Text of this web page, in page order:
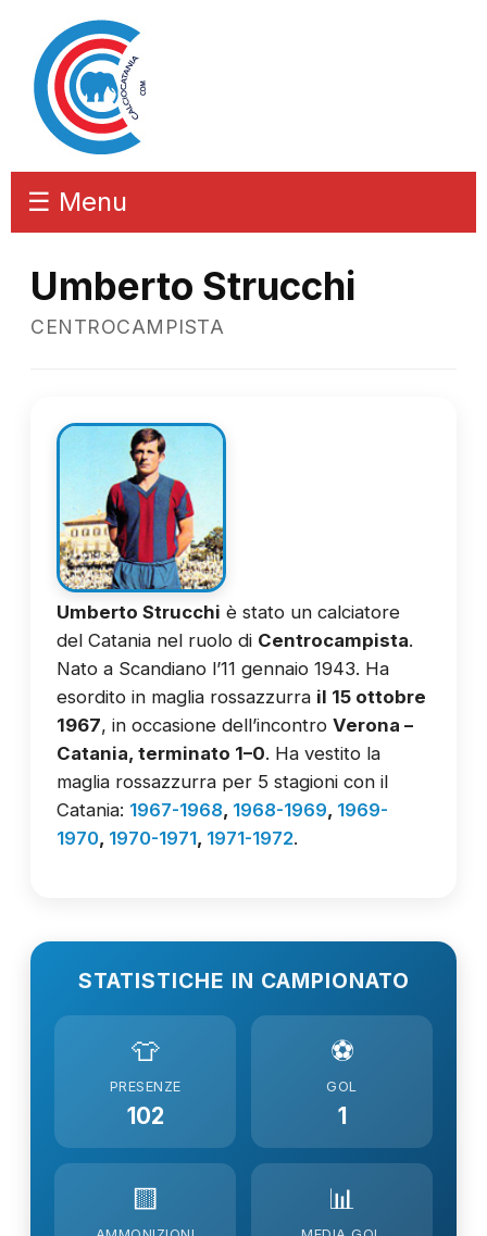
☰ Menu
Umberto Strucchi
CENTROCAMPISTA
Umberto Strucchi è stato un calciatore
del Catania nel ruolo di Centrocampista.
Nato a Scandiano l’11 gennaio 1943. Ha
esordito in maglia rossazzurra il 15 ottobre
1967, in occasione dell’incontro Verona –
Catania, terminato 1–0. Ha vestito la
maglia rossazzurra per 5 stagioni con il
Catania: 1967-1968, 1968-1969, 1969-
1970, 1970-1971, 1971-1972.
STATISTICHE IN CAMPIONATO
👕
PRESENZE
102
⚽
GOL
1
🟨 📊